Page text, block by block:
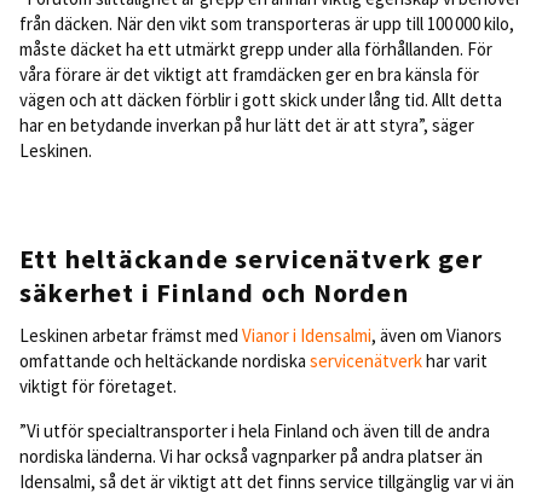
från däcken. När den vikt som transporteras är upp till 100 000 kilo,
måste däcket ha ett utmärkt grepp under alla förhållanden. För
våra förare är det viktigt att framdäcken ger en bra känsla för
vägen och att däcken förblir i gott skick under lång tid. Allt detta
har en betydande inverkan på hur lätt det är att styra”, säger
Leskinen.
Ett heltäckande servicenätverk ger
säkerhet i Finland och Norden
Leskinen arbetar främst med Vianor i Idensalmi, även om Vianors
omfattande och heltäckande nordiska servicenätverkhar varit
viktigt för företaget.
”Vi utför specialtransporter i hela Finland och även till de andra
nordiska länderna. Vi har också vagnparker på andra platser än
Idensalmi, så det är viktigt att det finns service tillgänglig var vi än